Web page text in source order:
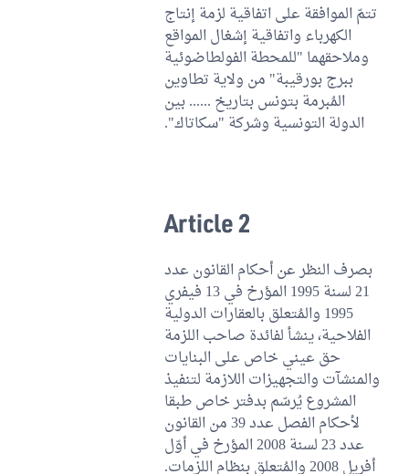
تتمّ الموافقة على اتفاقية لزمة إنتاج
الكهرباء واتفاقية إشغال المواقع
وملاحقهما "للمحطة الفولطاضوئية
ببرج بورقيبة" من ولاية تطاوين
المُبرمة بتونس بتاريخ ...... بين
الدولة التونسية وشركة "سكاتاك".
Article 2
بصرف النظر عن أحكام القانون عدد
21 لسنة 1995 المؤرخ في 13 فيفري
1995 والمُتعلق بالعقارات الدولية
الفلاحية، ينشأ لفائدة صاحب اللزمة
حق عيني خاص على البنايات
والمنشآت والتجهيزات اللازمة لتنفيذ
المشروع يُرسّم بدفتر خاص طبقا
لأحكام الفصل عدد 39 من القانون
عدد 23 لسنة 2008 المؤرخ في أوّل
أفريل 2008 والمُتعلق بنظام اللزمات.